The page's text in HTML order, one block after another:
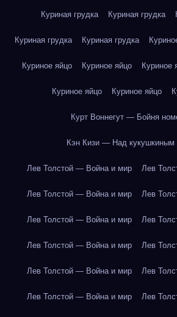
Куриная грудка Куриная грудка
Куриная грудка Куриная грудка
Куриное яйцо Куриное яйцо Куриное
Куриное яйцо Куриное яйцо
Курт Воннегут — Бойня
Кэн Кизи — Над кукушкиным
Лев Толстой — Война и мир Лев
Лев Толстой — Война и мир Лев
Лев Толстой — Война и мир Лев
Лев Толстой — Война и мир Лев
Лев Толстой — Война и мир Лев
Лев Толстой — Война и мир Лев